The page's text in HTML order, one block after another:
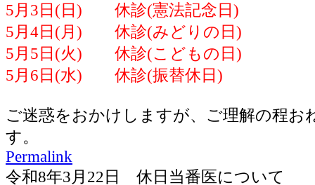
5月3日(日) 休診(憲法記念日)
5月4日(月) 休診(みどりの日)
5月5日(火) 休診(こどもの日)
5月6日(水) 休診(振替休日)
ご迷惑をおかけしますが、ご理解の程お
す。
Permalink
令和8年3月22日 休日当番医について